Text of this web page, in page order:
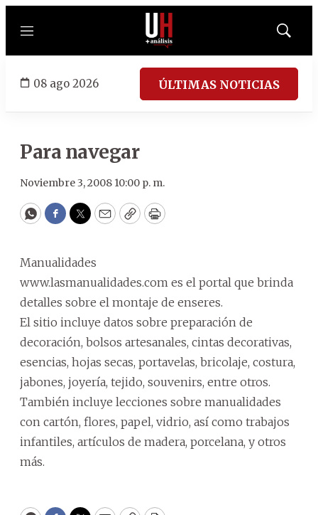
Menú
Mostrar
08 ago 2026 ÚLTIMAS NOTICIAS
Para navegar
Noviembre 3, 2008 10:00 p. m.
WhatsApp
Facebook
Twitter
EmailCopyPrint
Manualidades
www.lasmanualidades.com es el portal que brinda
detalles sobre el montaje de enseres.
El sitio incluye datos sobre preparación de
decoración, bolsos artesanales, cintas decorativas,
esencias, hojas secas, portavelas, bricolaje, costura,
jabones, joyería, tejido, souvenirs, entre otros.
También incluye lecciones sobre manualidades
con cartón, flores, papel, vidrio, así como trabajos
infantiles, artículos de madera, porcelana, y otros
más.